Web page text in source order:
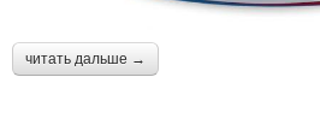
читать дальше →